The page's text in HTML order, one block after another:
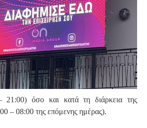
21:00) όσο και κατά τη διάρκεια της
– 08:00 της επόμενης ημέρας).